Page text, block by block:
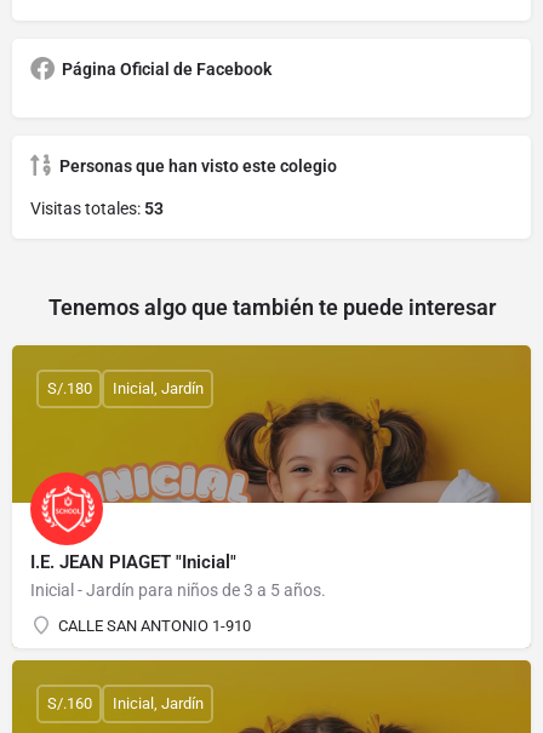
Página Oficial de Facebook
Personas que han visto este colegio
Visitas totales: 53
Tenemos algo que también te puede interesar
I.E. JEAN PIAGET "Inicial"
Inicial - Jardín para niños de 3 a 5 años.
CALLE SAN ANTONIO 1-910
S/.180 Inicial, Jardín
S/.160 Inicial, Jardín